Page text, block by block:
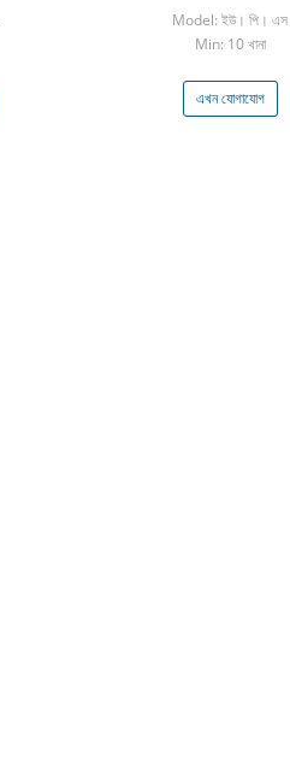
Model: ইউ। পি। এস
Min: 10 খানা
এখন যোগাযোগ